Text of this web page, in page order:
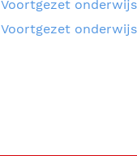
Voortgezet onderwijs
Voortgezet onderwijs